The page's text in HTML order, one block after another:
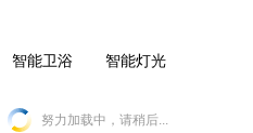
智能卫浴 智能灯光
努力加载中，请稍后...